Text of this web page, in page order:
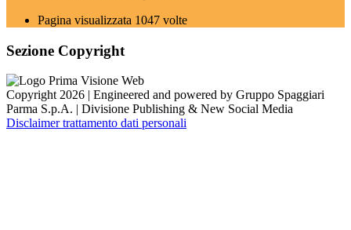
Pagina visualizzata 1047 volte
Sezione Copyright
Copyright 2026 | Engineered and powered by Gruppo Spaggiari
Parma S.p.A. | Divisione Publishing & New Social Media
Disclaimer trattamento dati personali